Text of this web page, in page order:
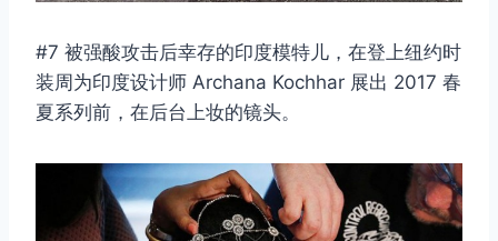
#7 被强酸攻击后幸存的印度模特儿，在登上纽约时
装周为印度设计师 Archana Kochhar 展出 2017 春
夏系列前，在后台上妆的镜头。